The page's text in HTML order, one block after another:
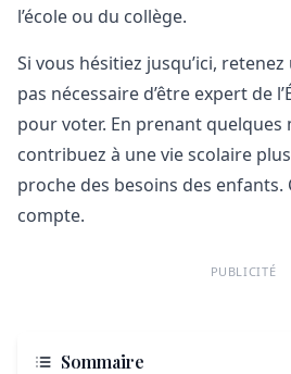
l’école ou du collège.
Si vous hésitiez jusqu’ici, retenez
pas nécessaire d’être expert de
pour voter. En prenant quelques
contribuez à une vie scolaire
proche des besoins des
compte.
PUBLICITÉ
Sommaire